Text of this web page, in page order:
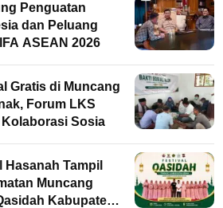
Penguatan
dan Peluang
ASEAN 2026
Gratis di Muncang
Forum LKS
Sosia
Tampil
Muncang
Kabupaten